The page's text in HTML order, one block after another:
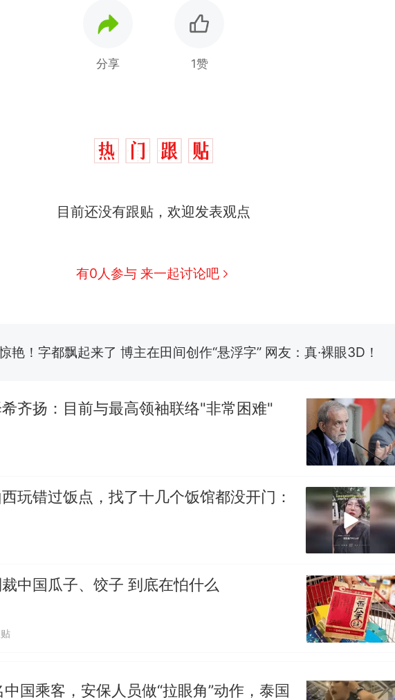
分享 1赞
目前还没有跟贴，欢迎发表观点
有0人参与 来一起讨论吧
制裁瓜子饺子，美国怕什么？
美国渔民钓获鲨鱼徒手将其拽回大海 目击者直呼震惊 （视频来源：
艳！字都飘起来了 博主在田间创作“悬浮字” 网友：真·裸眼3D！
齐扬：目前与最高领袖联络"非常困难"
玩错过饭点，找了十几个饭馆都没开门：
中国瓜子、饺子 到底在怕什么
国乘客，安保人员做“拉眼角”动作，泰国